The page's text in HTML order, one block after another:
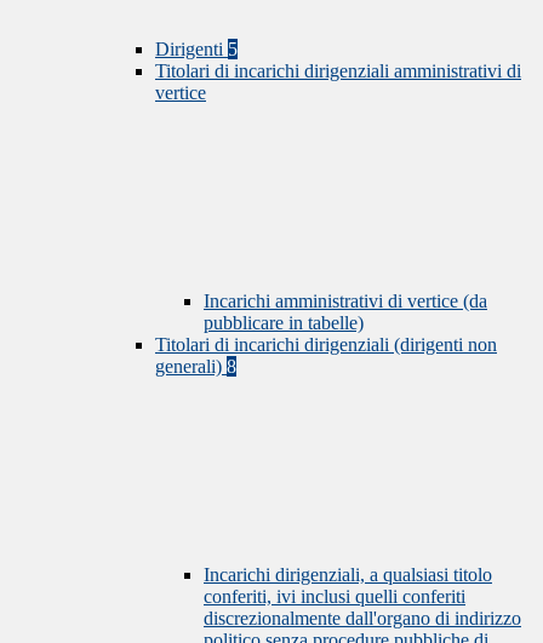
Dirigenti 5
Titolari di incarichi dirigenziali amministrativi di
vertice
Incarichi amministrativi di vertice (da
pubblicare in tabelle)
Titolari di incarichi dirigenziali (dirigenti non
generali) 8
Incarichi dirigenziali, a qualsiasi titolo
conferiti, ivi inclusi quelli conferiti
discrezionalmente dall'organo di indirizzo